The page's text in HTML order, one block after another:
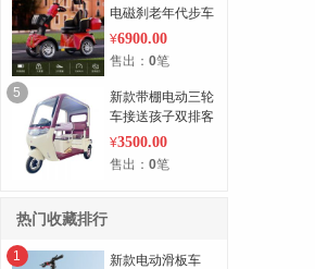
电磁刹老年代步车
多重减震座椅保护
脊椎舒适骑行
¥6900.00
售出： 0笔
5
新款带棚电动三轮
车接送孩子双排客
货两用休闲老人代
步电动三轮车
¥3500.00
售出： 0笔
热门收藏排行
1
新款电动滑板车